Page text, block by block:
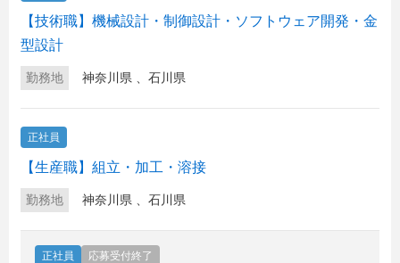
【技術職】機械設計・制御設計・ソフトウェア開発・金
型設計
勤務地 神奈川県 石川県
正社員
【生産職】組立・加工・溶接
勤務地 神奈川県 石川県
正社員 応募受付終了